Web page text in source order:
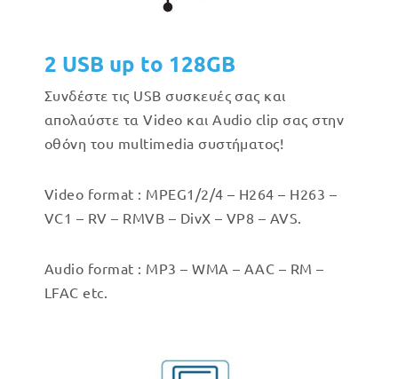
2 USB up to 128GB
Συνδέστε τις USB συσκευές σας και
απολαύστε τα Video και Audio clip σας στην
οθόνη του multimedia συστήματος!
Video format : MPEG1/2/4 – H264 – H263 –
VC1 – RV – RMVB – DivX – VP8 – AVS.
Audio format : MP3 – WMA – AAC – RM –
LFAC etc.